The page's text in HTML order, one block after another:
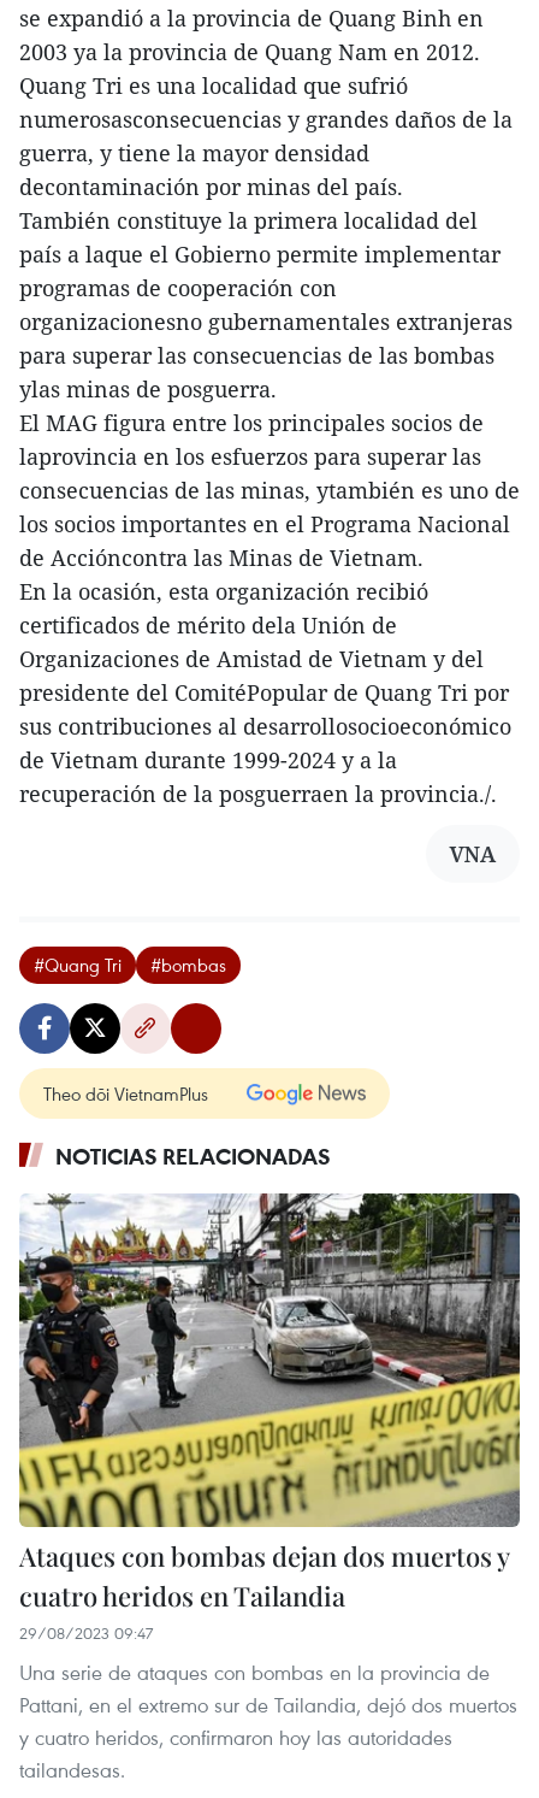
se expandió a la provincia de Quang Binh en
2003 ya la provincia de Quang Nam en 2012.
Quang Tri es una localidad que sufrió
numerosasconsecuencias y grandes daños de la
guerra, y tiene la mayor densidad
decontaminación por minas del país.
También constituye la primera localidad del
país a laque el Gobierno permite implementar
programas de cooperación con
organizacionesno gubernamentales extranjeras
para superar las consecuencias de las bombas
ylas minas de posguerra.
El MAG figura entre los principales socios de
laprovincia en los esfuerzos para superar las
consecuencias de las minas, ytambién es uno de
los socios importantes en el Programa Nacional
de Accióncontra las Minas de Vietnam.
En la ocasión, esta organización recibió
certificados de mérito dela Unión de
Organizaciones de Amistad de Vietnam y del
presidente del ComitéPopular de Quang Tri por
sus contribuciones al desarrollosocioeconómico
de Vietnam durante 1999-2024 y a la
recuperación de la posguerraen la provincia./.
VNA
#Quang Tri #bombas
Theo dõi VietnamPlus
NOTICIAS RELACIONADAS
Ataques con bombas dejan dos muertos y
cuatro heridos en Tailandia
29/08/2023 09:47
Una serie de ataques con bombas en la provincia de
Pattani, en el extremo sur de Tailandia, dejó dos muertos
y cuatro heridos, confirmaron hoy las autoridades
tailandesas.